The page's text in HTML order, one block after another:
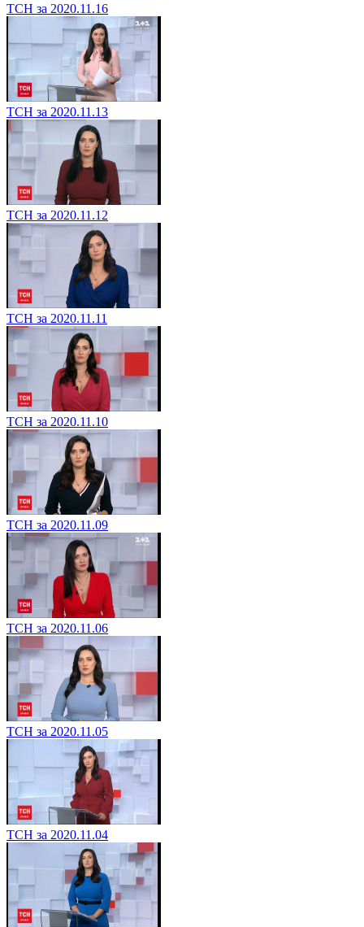
ТСН за 2020.11.16
ТСН за 2020.11.13
ТСН за 2020.11.12
ТСН за 2020.11.11
ТСН за 2020.11.10
ТСН за 2020.11.09
ТСН за 2020.11.06
ТСН за 2020.11.05
ТСН за 2020.11.04